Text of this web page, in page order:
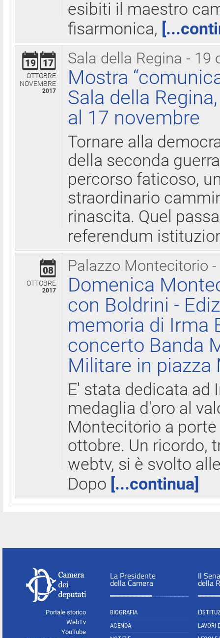
esibiti il maestro
fisarmonica,
Sala della Regina - 19
19 17
OTTOBRE
NOVEMBRE
2017
Mostra
Sala della
al 17 novembre
Tornare alla
della seconda
percorso faticoso,
straordinario
rinascita. Quel
referendum
Palazzo Montecitorio
08
OTTOBRE
2017
Domenica
con Boldrini -
memoria di Irma
concerto Banda
Militare in
E' stata dedicata ad
medaglia d'oro al
Montecitorio a
ottobre. Un ricordo,
webtv, si è svolto
Dopo [...continua]
Portale storico
WebTv
YouTube
La Presidente
della Camera
BIOGRAFIA
AGENDA
Il
della
LAVORI